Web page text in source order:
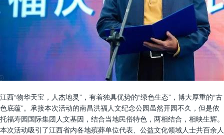
江西“物华天宝，人杰地灵”，有着独具优势的“绿色生态”，博大厚重的“古
色底蕴”。承接本次活动的南昌洪福人文纪念公园虽然开园不久，但是依
托福寿园国际集团人文基因，结合当地民俗特色，两相结合，相映生辉。
本次活动吸引了江西省内各地殡葬单位代表、公益文化领域人士共百余人